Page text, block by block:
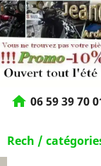
home 06 59 39 70
Rech /